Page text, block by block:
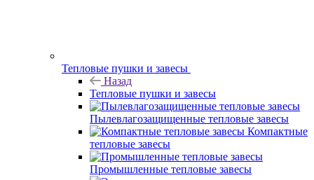
Тепловые пушки и завесы
Назад
Тепловые пушки и завесы
Пылевлагозащищенные тепловые завесы
Компактные
тепловые завесы
Промышленные тепловые завесы